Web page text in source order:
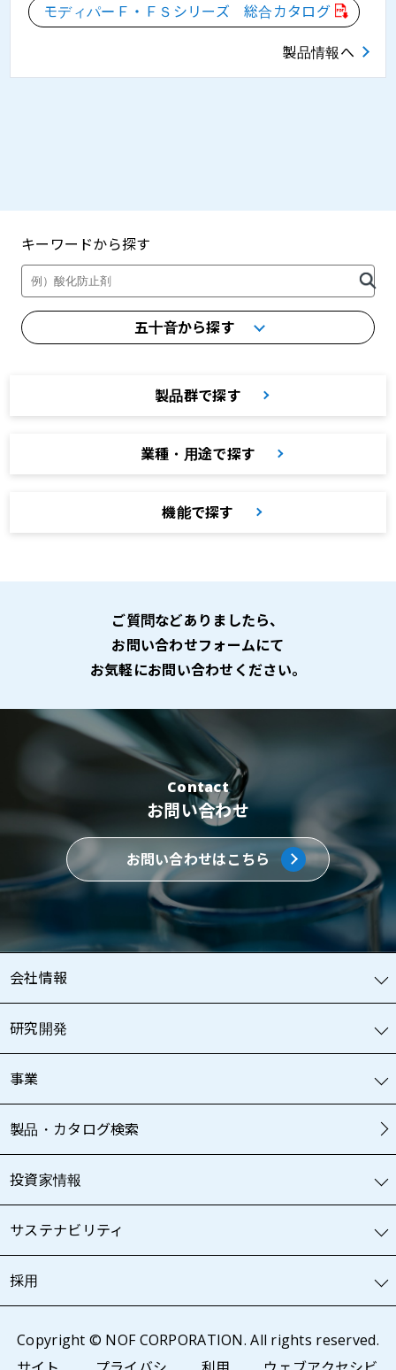
モディパーＦ・ＦＳシリーズ 総合カタログ
製品情報へ
キーワードから探す
五十音から探す
製品群で探す
業種・用途で探す
機能で探す
ご質問などありましたら、
お問い合わせフォームにて
お気軽にお問い合わせください。
Contact
お問い合わせ
お問い合わせはこちら
会社情報
研究開発
事業
製品・カタログ検索
投資家情報
サステナビリティ
採用
Copyright © NOF CORPORATION. All rights reserved.